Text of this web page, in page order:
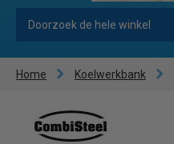
Home Koelwerkbank